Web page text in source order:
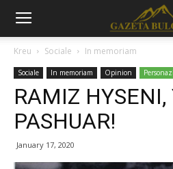
Kreu Sociale In memoriam
Sociale In memoriam Opinion
RAMIZ HYSENI,
PASHUAR!
January 17, 2020